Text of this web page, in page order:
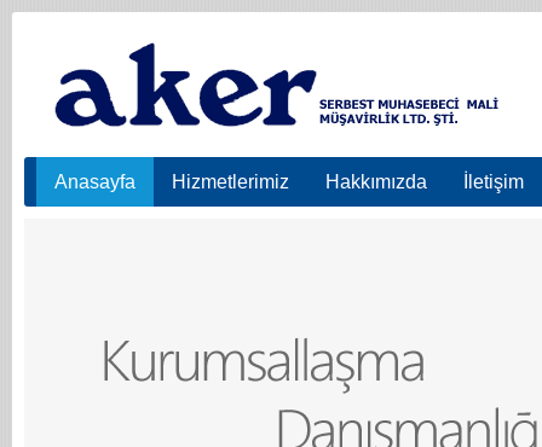
Anasayfa Hizmetlerimiz Hakkımızda İletişim